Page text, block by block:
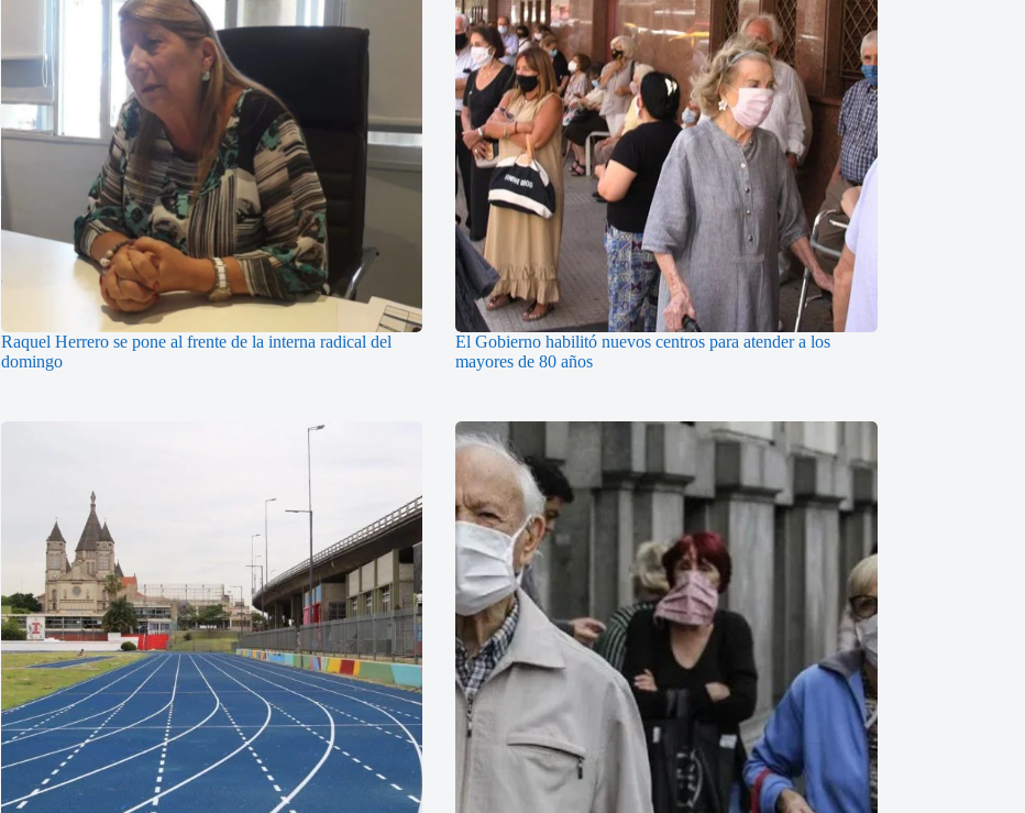
Raquel Herrero se pone al frente de la interna radical del
domingo
El Gobierno habilitó nuevos centros para atender a los
mayores de 80 años